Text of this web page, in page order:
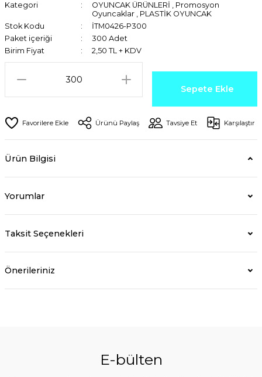
Kategori OYUNCAK ÜRÜNLERİ , Promosyon
Oyuncaklar , PLASTİK OYUNCAK
Stok Kodu
İTM0426-P300
Paket içeriği
300 Adet
Birim Fiyat
2,50 TL + KDV
Sepete Ekle
Ürünü Paylaş Tavsiye Et Karşılaştır
Ürün Bilgisi
Yorumlar
Taksit Seçenekleri
Önerileriniz
E-bülten